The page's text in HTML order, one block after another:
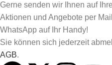
Gerne senden wir Ihnen auf Ihre
Aktionen und Angebote per
WhatsApp auf Ihr Handy!
Sie können sich jederzeit
AGB.